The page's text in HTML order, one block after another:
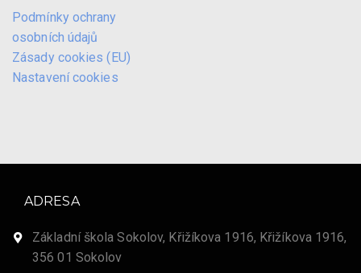
Podmínky ochrany
osobních údajů
Zásady cookies (EU)
Nastavení cookies
ADRESA
Základní škola Sokolov, Křižíkova 1916, Křižíkova 1916,
356 01 Sokolov